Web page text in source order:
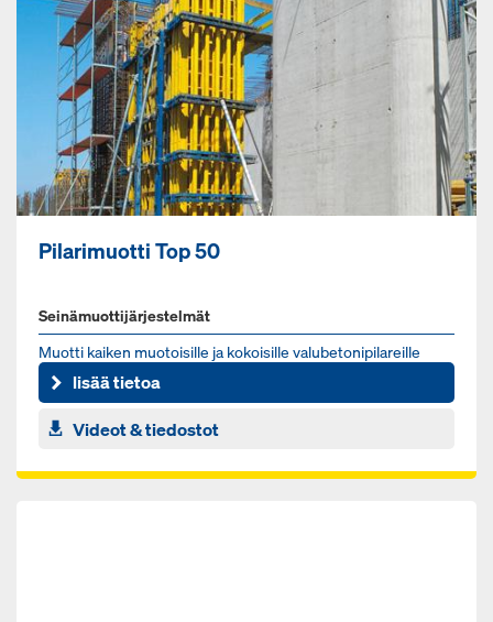
Pilarimuotti Top 50
Seinämuottijärjestelmät
Muot­ti kai­ken muo­toi­sil­le ja ko­koi­sil­le va­lu­be­to­ni­pi­la­reil­le
lisää tietoa
Videot & tiedostot